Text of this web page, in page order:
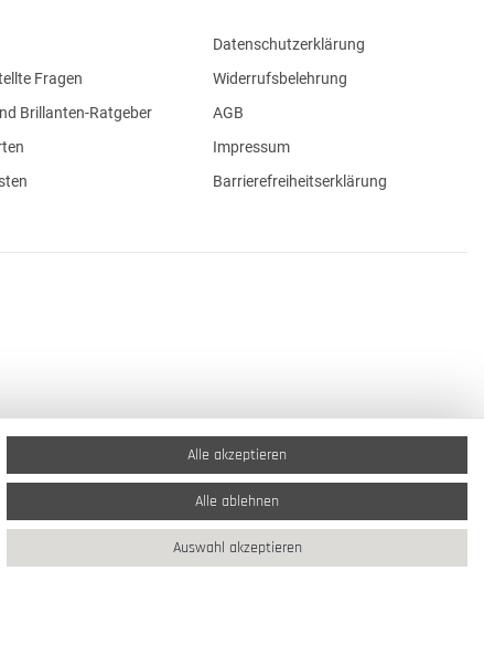
Fragen
Brillanten-Ratgeber
Datenschutzerklärung
Widerrufsbelehrung
AGB
Impressum
Barrierefreiheitserklärung
Alle akzeptieren
Alle ablehnen
Auswahl akzeptieren